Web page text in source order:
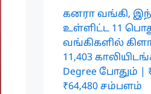
கனரா வங்கி,
உள்ளிட்ட 11
வங்கிகளில்
11,403
Degree போதும் |
₹64,480 சம்பளம்